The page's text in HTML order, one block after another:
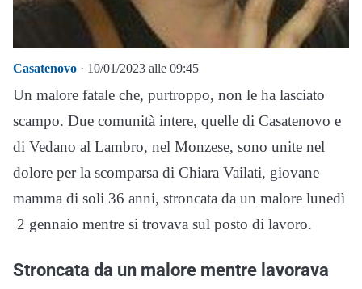
Casatenovo · 10/01/2023 alle 09:45
Un malore fatale che, purtroppo, non le ha lasciato
scampo. Due comunità intere, quelle di Casatenovo e
di Vedano al Lambro, nel Monzese, sono unite nel
dolore per la scomparsa di Chiara Vailati, giovane
mamma di soli 36 anni, stroncata da un malore lunedì
2 gennaio mentre si trovava sul posto di lavoro.
Stroncata da un malore mentre lavorava